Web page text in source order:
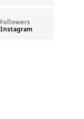
Followers
Instagram